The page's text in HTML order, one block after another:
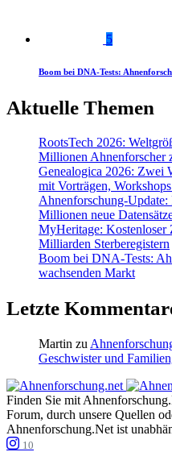
5
Boom bei DNA-Tests:
Aktuelle Themen
RootsTech 2026:
Millionen Ahnenforscher
Genealogica 2026: Zwei
mit Vorträgen,
Ahnenforschung-
Millionen neue
MyHeritage: Kostenloser
Milliarden Sterberegistern
Boom bei DNA-Tests:
wachsenden Markt
Letzte
Martin zu
Geschwister und
Finden Sie mit
Forum, durch unsere Quellen
Ahnenforschung.Net ist
10